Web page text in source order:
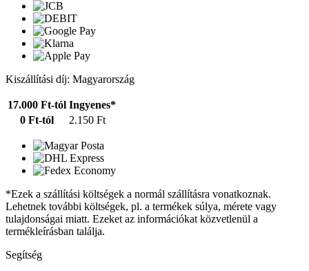
Kiszállítási díj: Magyarország
17.000 Ft-tól Ingyenes*
0 Ft-tól
2.150 Ft
*Ezek a szállítási költségek a normál szállításra vonatkoznak.
Lehetnek további költségek, pl. a termékek súlya, mérete vagy
tulajdonságai miatt. Ezeket az információkat közvetlenül a
termékleírásban találja.
Segítség